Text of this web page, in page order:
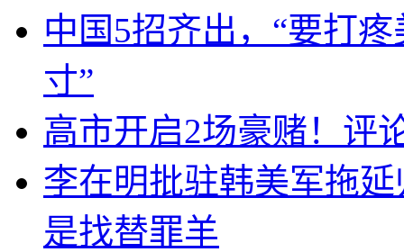
中国5招齐出，“要打
寸”
高市开启2场豪赌！评
李在明批驻韩美军拖
是找替罪羊